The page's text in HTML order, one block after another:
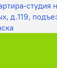
студия
д.119,